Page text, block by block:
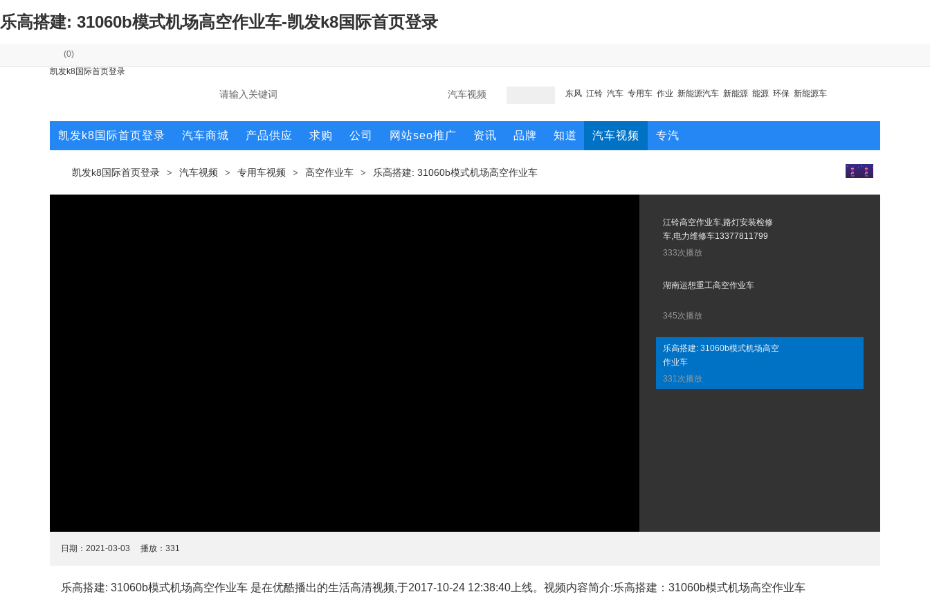
乐高搭建: 31060b模式机场高空作业车-凯发k8国际首页登录
(0)
凯发k8国际首页登录
东风 江铃 汽车 专用车 作业 新能源汽车 新能源 能源 环保 新能源车
凯发k8国际首页登录 汽车商城 产品供应 求购 公司 网站seo推广 资讯 品牌 知道 汽车视频 专汽
凯发k8国际首页登录 > 汽车视频 > 专用车视频 > 高空作业车 > 乐高搭建: 31060b模式机场高空作业车
江铃高空作业车,路灯安装检修
车,电力维修车13377811799
333次播放
湖南运想重工高空作业车
345次播放
乐高搭建: 31060b模式机场高空
作业车
331次播放
日期：2021-03-03 播放： 331
乐高搭建: 31060b模式机场高空作业车 是在优酷播出的生活高清视频,于2017-10-24 12:38:40上线。视频内容简介:乐高搭建：31060b模式机场高空作业车